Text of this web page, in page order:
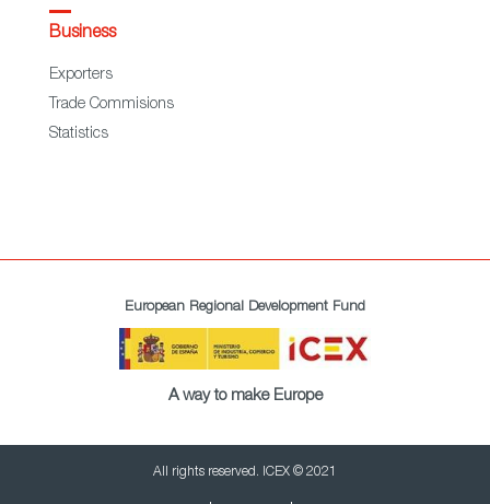
Business
Exporters
Trade Commisions
Statistics
European Regional Development Fund
A way to make Europe
All rights reserved. ICEX © 2021